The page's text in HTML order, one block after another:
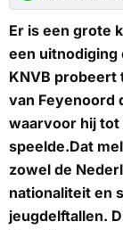
Er is een grote
een uitnodiging
KNVB probeert
van Feyenoord
waarvoor hij
speelde.Dat
zowel de
nationaliteit en
jeugdelftallen.